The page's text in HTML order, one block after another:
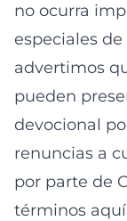
no ocurra
especiales
advertimos
pueden
devocional
renuncias a
por parte de
términos